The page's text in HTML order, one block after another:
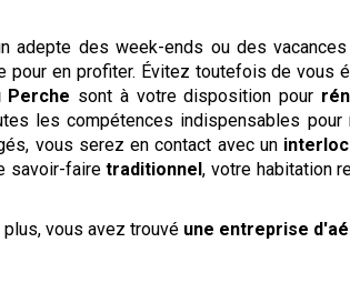
adepte des week-ends ou des
pour en profiter. Évitez toutefois de
Perche sont à votre disposition pour
les compétences indispensables
vous serez en contact avec un
savoir-fairetraditionnel, votre habitation
plus, vous avez trouvé une entreprise